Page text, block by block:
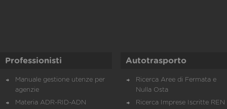
Professionisti
Manuale gestione utenze per
agenzie
Materia ADR-RID-ADN
Autotrasporto
Ricerca Aree di Fermata e
Nulla Osta
Ricerca Imprese Iscritte REN